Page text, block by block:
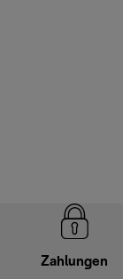
Zahlungen